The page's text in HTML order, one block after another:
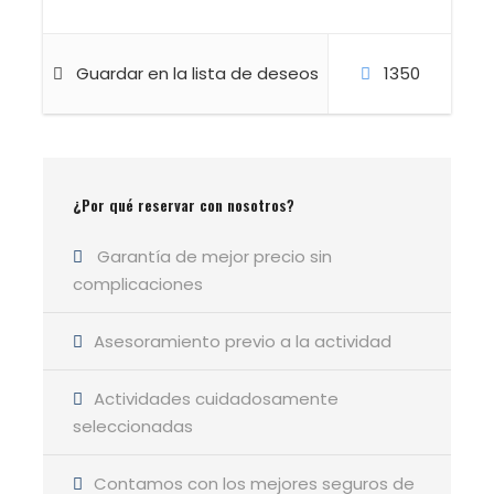
Guardar en la lista de deseos 1350
¿Por qué reservar con nosotros?
Garantía de mejor precio sin
complicaciones
Asesoramiento previo a la actividad
Actividades cuidadosamente
seleccionadas
Contamos con los mejores seguros de
Lugar de salida y regreso
El Cuartel Santa Maria de la Alameda
Como llegar